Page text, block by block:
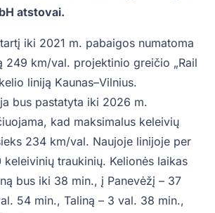
atstovai.
iki 2021 m. pabaigos numatoma
249 km/val. projektinio greičio „Rail
liniją Kaunas–Vilnius.
bus pastatyta iki 2026 m.
kad maksimalus keleivių
234 km/val. Naujoje linijoje per
keleivinių traukinių. Kelionės laikas
bus iki 38 min., į Panevėžį – 37
54 min., Taliną – 3 val. 38 min.,